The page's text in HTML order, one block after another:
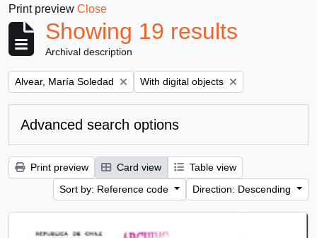
Print preview Close
Showing 19 results
Archival description
Remove filter:
Alvear, María Soledad Remove filter:
With digital objects
Advanced search options
Print preview Card view
Table view
Sort by: Reference code
Direction: Descending